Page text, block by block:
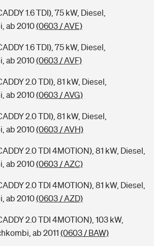
1.6 TDI), 75 kW, Diesel,
ab 2010(0603 / AVE)
1.6 TDI), 75 kW, Diesel,
ab 2010(0603 / AVF)
2.0 TDI), 81 kW, Diesel,
ab 2010(0603 / AVG)
2.0 TDI), 81 kW, Diesel,
ab 2010(0603 / AVH)
2.0 TDI 4MOTION), 81 kW, Diesel,
ab 2010(0603 / AZC)
2.0 TDI 4MOTION), 81 kW, Diesel,
ab 2010(0603 / AZD)
2.0 TDI 4MOTION), 103 kW,
ab 2011 (0603 / BAW)